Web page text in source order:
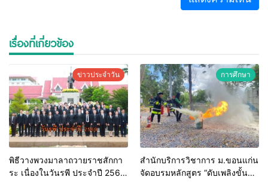
เรื่องที่เกี่ยวข้อง
ข่าวประจำวัน
พิธีวางพวงมาลาถวายราชสักกา
ระ เนื่องในวันรพี ประจำปี 2569
การศึกษา
สำนักบริการวิชาการ ม.ขอนแก่น
จัดอบรมหลักสูตร “ดับเพลิงขั้น